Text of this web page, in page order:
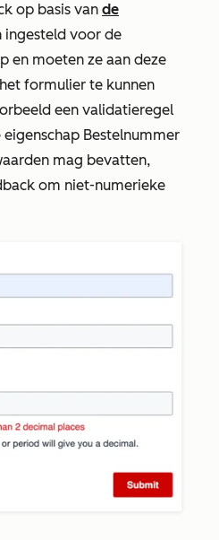
op basis van de
ingesteld voor de
en moeten ze aan deze
formulier te kunnen
een validatieregel
Bestelnummer
mag bevatten,
om niet-numerieke